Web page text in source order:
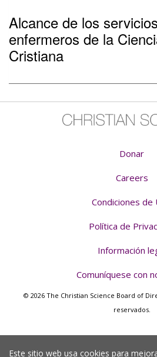
Alcance de los
enfermeros de la
Cristiana
Donar
Careers
Condiciones de
Política de
Información
Comuníquese con
© 2026 The Christian Science Board of
reservados.
Este sitio web usa cookies para